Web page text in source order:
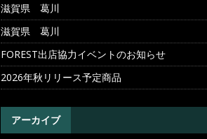
滋賀県 葛川
滋賀県 葛川
FOREST出店協力イベントのお知らせ
2026年秋リリース予定商品
アーカイブ